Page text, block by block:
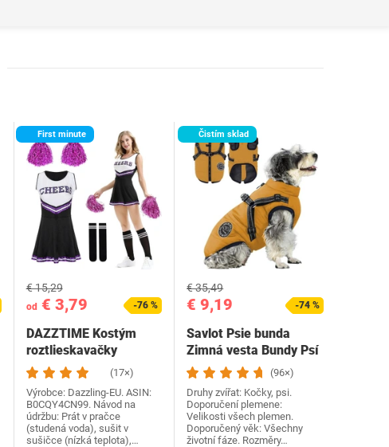
First minute
od€ 3,79
€ 15,29
-76 %
DAZZTIME Kostým
roztlieskavačky
dámske, kostým…
(17×)
Výrobce: Dazzling-EU. ASIN:
B0CQY4CN99. Návod na
údržbu: Prát v pračce
(studená voda), sušit v
sušičce (nízká teplota),…
Čistím sklad
€ 9,19
€ 35,49
-74 %
Savlot Psie bunda
Zimná vesta Bundy Psí
kabát Psí sveter…
(96×)
Druhy zvířat: Kočky, psi.
Doporučení plemene:
Velikosti všech plemen.
Doporučený věk: Všechny
životní fáze. Rozměry…